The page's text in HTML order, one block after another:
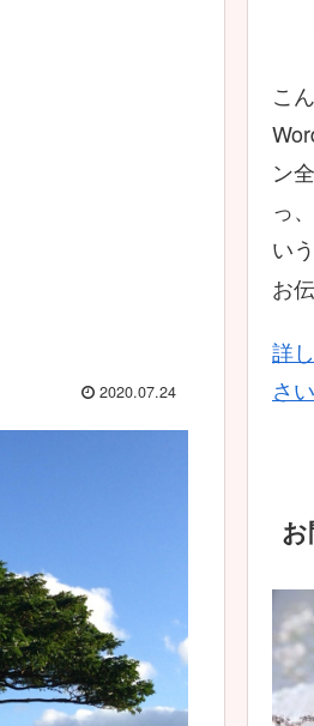
2020.07.24
こ
ン
っ
い
お
詳
さい